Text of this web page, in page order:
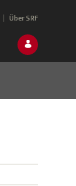
Über SRF